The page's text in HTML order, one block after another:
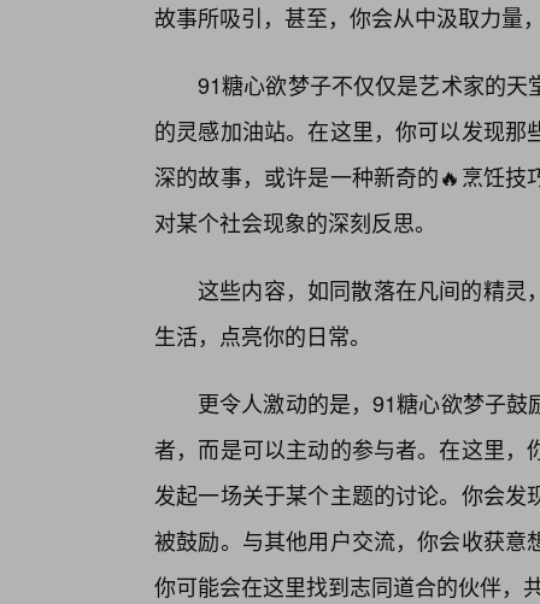
故事所吸引，甚至，你会从中汲取力量
91糖心欲梦子不仅仅是艺术家的
的灵感加油站。在这里，你可以发现
深的故事，或许是一种新奇的🔥烹饪
对某个社会现象的深刻反思。
这些内容，如同散落在凡间的精
生活，点亮你的日常。
更令人激动的是，91糖心欲梦子
者，而是可以主动的参与者。在这里
发起一场关于某个主题的讨论。你会
被鼓励。与其他用户交流，你会收获
你可能会在这里找到志同道合的伙伴，